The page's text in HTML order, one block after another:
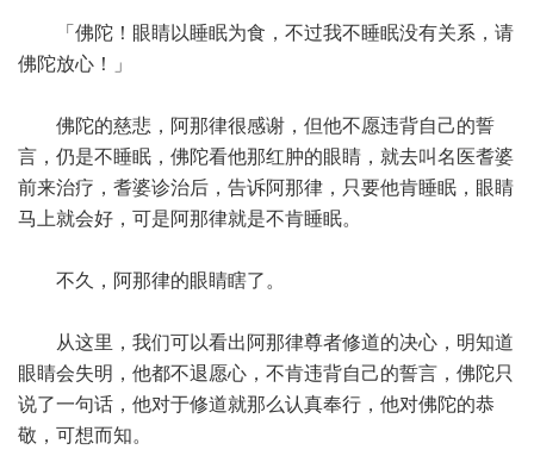
「佛陀！眼睛以睡眠为食，不过我不睡眠没有关系，请
佛陀放心！」
佛陀的慈悲，阿那律很感谢，但他不愿违背自己的誓
言，仍是不睡眠，佛陀看他那红肿的眼睛，就去叫名医耆婆
前来治疗，耆婆诊治后，告诉阿那律，只要他肯睡眠，眼睛
马上就会好，可是阿那律就是不肯睡眠。
不久，阿那律的眼睛瞎了。
从这里，我们可以看出阿那律尊者修道的决心，明知道
眼睛会失明，他都不退愿心，不肯违背自己的誓言，佛陀只
说了一句话，他对于修道就那么认真奉行，他对佛陀的恭
敬，可想而知。